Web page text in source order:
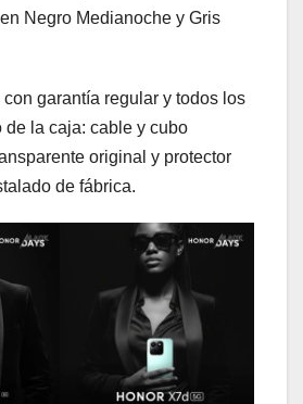
Negro Medianoche y Gris
garantía regular y todos los
de la caja: cable y cubo
original y protector
de fábrica.